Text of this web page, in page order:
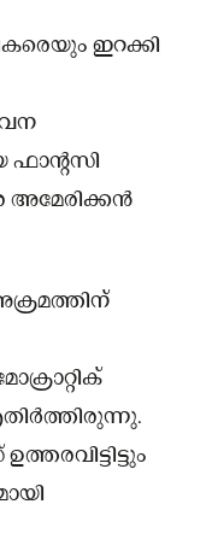
ഇറക്കി
ഫാന്റസി
അമേരിക്കൻ